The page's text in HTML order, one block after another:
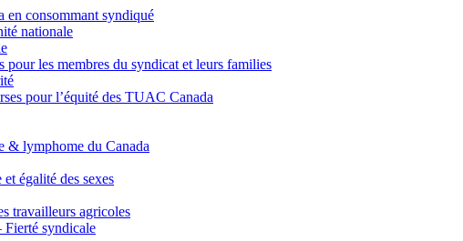
en consommant syndiqué
nationale
pour les membres du syndicat et leurs families
pour l’équité des TUAC Canada
& lymphome du Canada
égalité des sexes
travailleurs agricoles
syndicale